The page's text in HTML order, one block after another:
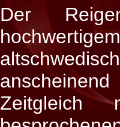
Der
Zeitgleich